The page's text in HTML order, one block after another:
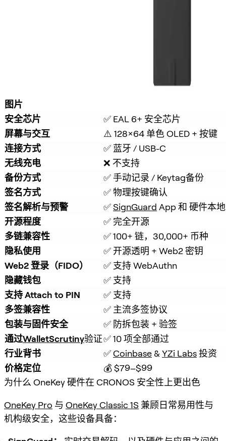
图片
安全芯片
✅ EAL 6+ 安全芯片
屏幕与交互
⚠️ 128×64 单色 OLED + 按键
连接方式
✅ 蓝牙 / USB-C
无线充电
❌ 不支持
备份方式
✅ 手动记录 / Keytag备份
签名方式
✅ 物理按键确认
签名解析与预警
✅ SignGuard App 和 硬件本
开源程度
✅ 完全开源
多链兼容性
✅ 100+ 链，30,000+ 币种
隐私使用
✅ 开源透明 + Web2 密钥
Web2 登录（FIDO）
✅ 支持 WebAuthn
隐藏钱包
✅ 支持
支持 Attach to PIN
✅ 支持
多签兼容性
✅ 主流多签协议
包装与固件安全
✅ 防拆包装 + 验签
通过WalletScrutiny验证✅ 10 项全部通过
行业背书
✅ Coinbase & YZi Labs 投资
价格定位
💰 $79–$99
为什么 OneKey 硬件在 CRONOS 安全性上更出色
OneKey Pro 与 OneKey Classic 1S 兼顾日常易用性与
机构级安全，这些设备具备：